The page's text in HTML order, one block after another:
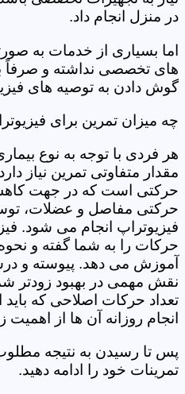
در منزل انجام داد.
اما بسیاری از خدمات به
های تخصصی نداشته و صرفاً
گوش دادن به توصیه های
چه میزان تمرین برای
هر فردی با توجه به نوع
مقدار متفاوتی تمرین نیاز
حرکتی است که در جهت
حرکتی مفاصل و عضلات،
فیزیوتراپ انجام می شود.
حرکات را به شما گفته و
آموزش می دهد. پیوسته و
نقش مهمی در بهبود زودتر شما
تعداد حرکات اصلاحی که باید
انجام روزانه آن ها از
پس تا رسیدن به نتیجه مطلوب
تمرینات خود را ادامه دهید.